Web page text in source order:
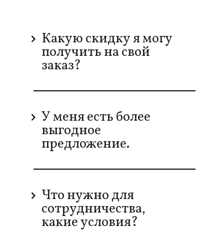
Какую скидку я могу
получить на свой
заказ?
У меня есть более
выгодное
предложение.
Что нужно для
сотрудничества,
какие условия?